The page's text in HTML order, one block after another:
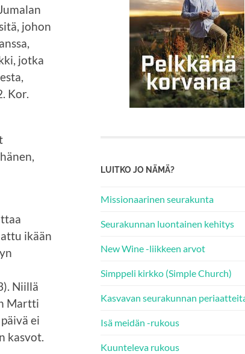
johon
jotka
Kor.
ikään
Niillä
Martti
ei
kasvot.
LUITKO JO NÄMÄ?
Missionaarinen seurakunta
Seurakunnan luontainen kehitys
New Wine -liikkeen arvot
Simppeli kirkko (Simple Church)
Kasvavan seurakunnan
Isä meidän -rukous
Kuunteleva rukous